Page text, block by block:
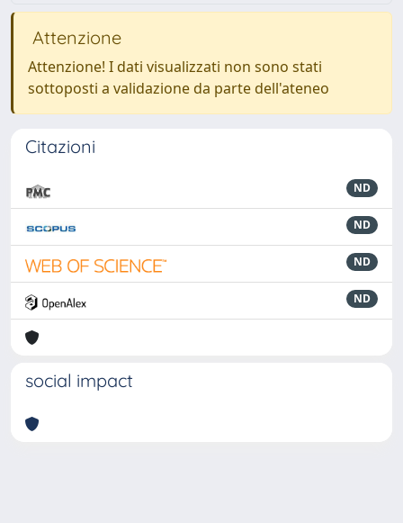
Attenzione
Attenzione! I dati visualizzati non sono stati
sottoposti a validazione da parte dell'ateneo
Citazioni
ND
ND
ND
ND
social impact